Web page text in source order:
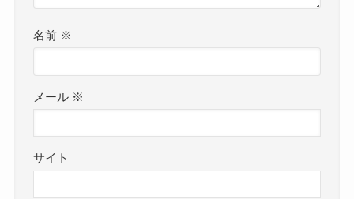
名前 ※
メール ※
サイト